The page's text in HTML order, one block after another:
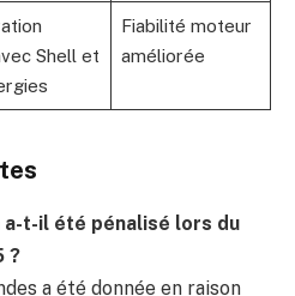
Shell et
Fiabilité moteur
améliorée
a-t-il été pénalisé lors du
?
a été donnée en raison